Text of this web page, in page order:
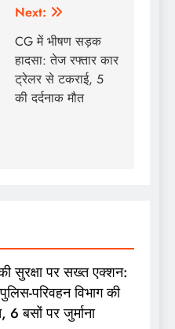
Next:
CG में भीषण सड़क
हादसा: तेज रफ्तार कार
ट्रेलर से टकराई, 5
की दर्दनाक मौत
सुरक्षा पर सख्त एक्शन:
परिवहन विभाग की
बसों पर जुर्माना